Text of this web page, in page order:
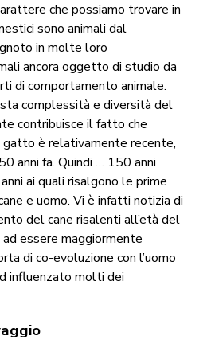
che possiamo trovare in
sono animali dal
in molte loro
ancora oggetto di studio da
di comportamento animale.
complessità e diversità del
contribuisce il fatto che
gatto è relativamente recente,
anni fa. Quindi … 150 anni
ai quali risalgono le prime
e uomo. Vi è infatti notizia di
del cane risalenti all’età del
essere maggiormente
di co-evoluzione con l’uomo
influenzato molti dei